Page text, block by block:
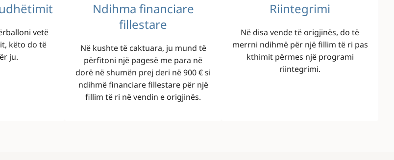
vetë
këto do të
ju.
Ndihma financiare
fillestare
Në kushte të caktuara, ju mund të
përfitoni një pagesë me para në
dorë në shumën prej deri në 900 € si
ndihmë financiare fillestare për një
fillim të ri në vendin e origjinës.
Riintegrimi
Në disa vende të origjinës, do të
merrni ndihmë për një fillim të ri pas
kthimit përmes një programi
riintegrimi.